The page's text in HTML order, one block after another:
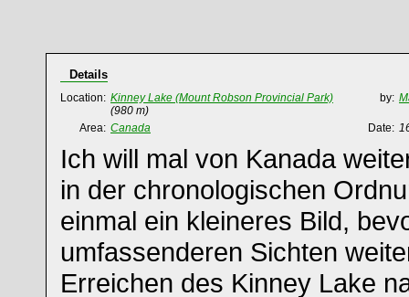
Details
Location: Kinney Lake (Mount Robson Provincial Park)
(980 m)
by:
Area: Canada Date:
Ich will mal von Kanada
in der chronologischen
einmal ein kleineres Bild,
umfassenderen Sichten
Erreichen des Kinney Lake